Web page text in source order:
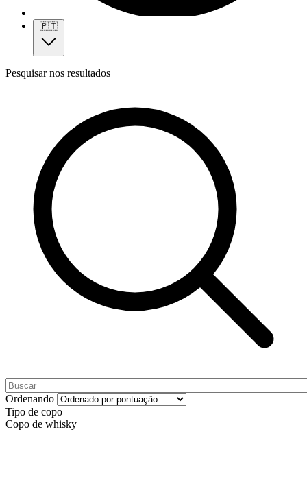
🇵🇹
Pesquisar nos resultados
Ordenando
Tipo de copo
Copo de whisky